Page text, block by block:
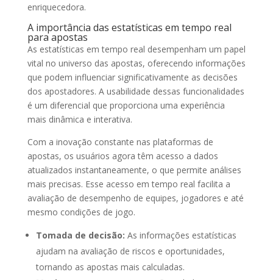
enriquecedora.
A importância das estatísticas em tempo real
para apostas
As estatísticas em tempo real desempenham um papel
vital no universo das apostas, oferecendo informações
que podem influenciar significativamente as decisões
dos apostadores. A usabilidade dessas funcionalidades
é um diferencial que proporciona uma experiência
mais dinâmica e interativa.
Com a inovação constante nas plataformas de
apostas, os usuários agora têm acesso a dados
atualizados instantaneamente, o que permite análises
mais precisas. Esse acesso em tempo real facilita a
avaliação de desempenho de equipes, jogadores e até
mesmo condições de jogo.
Tomada de decisão: As informações estatísticas
ajudam na avaliação de riscos e oportunidades,
tornando as apostas mais calculadas.